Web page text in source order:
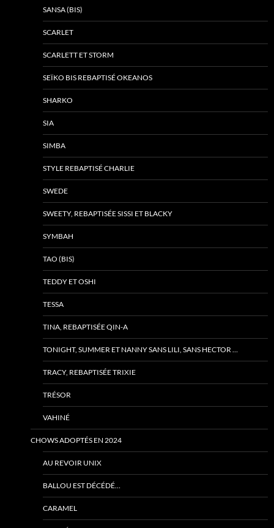
SANSA (BIS)
SCARLET
SCARLETT ET STORM
SEÏKO BIS REBAPTISÉ OKEANOS
SHARKO
SIA
SIMBA
STYLE REBAPTISÉ CHARLIE
SWEDE
SWEETY, REBAPTISÉE SISSI ET BLACKY
SYMBAH
TAO (BIS)
TEDDY ET OSHI
TESSA
TINA, REBAPTISÉE QIN-A
TONIGHT, SUMMER ET NANNY SANS LILI, SANS HECTOR …
TRACY, REBAPTISÉE TRIXIE
TRÉSOR
VAHINÉ
CHOWS ADOPTÉS EN 2024
AU REVOIR UNIX
BALLOU EST DÉCÉDÉ…
CARAMEL